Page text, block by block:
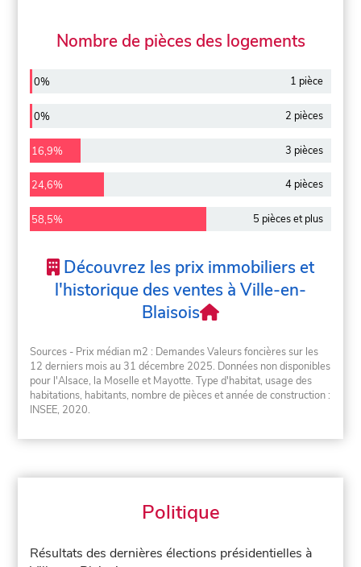
Nombre de pièces des logements
0% 1 pièce
0% 2 pièces
16,9% 3 pièces
24,6% 4 pièces
58,5% 5 pièces et plus
Découvrez les prix immobiliers et
l'historique des ventes à Ville-en-
Blaisois
Sources - Prix médian m2 : Demandes Valeurs foncières sur les
12 derniers mois au 31 décembre 2025. Données non disponibles
pour l'Alsace, la Moselle et Mayotte. Type d'habitat, usage des
habitations, habitants, nombre de pièces et année de construction :
INSEE, 2020.
Politique
Résultats des dernières élections présidentielles à